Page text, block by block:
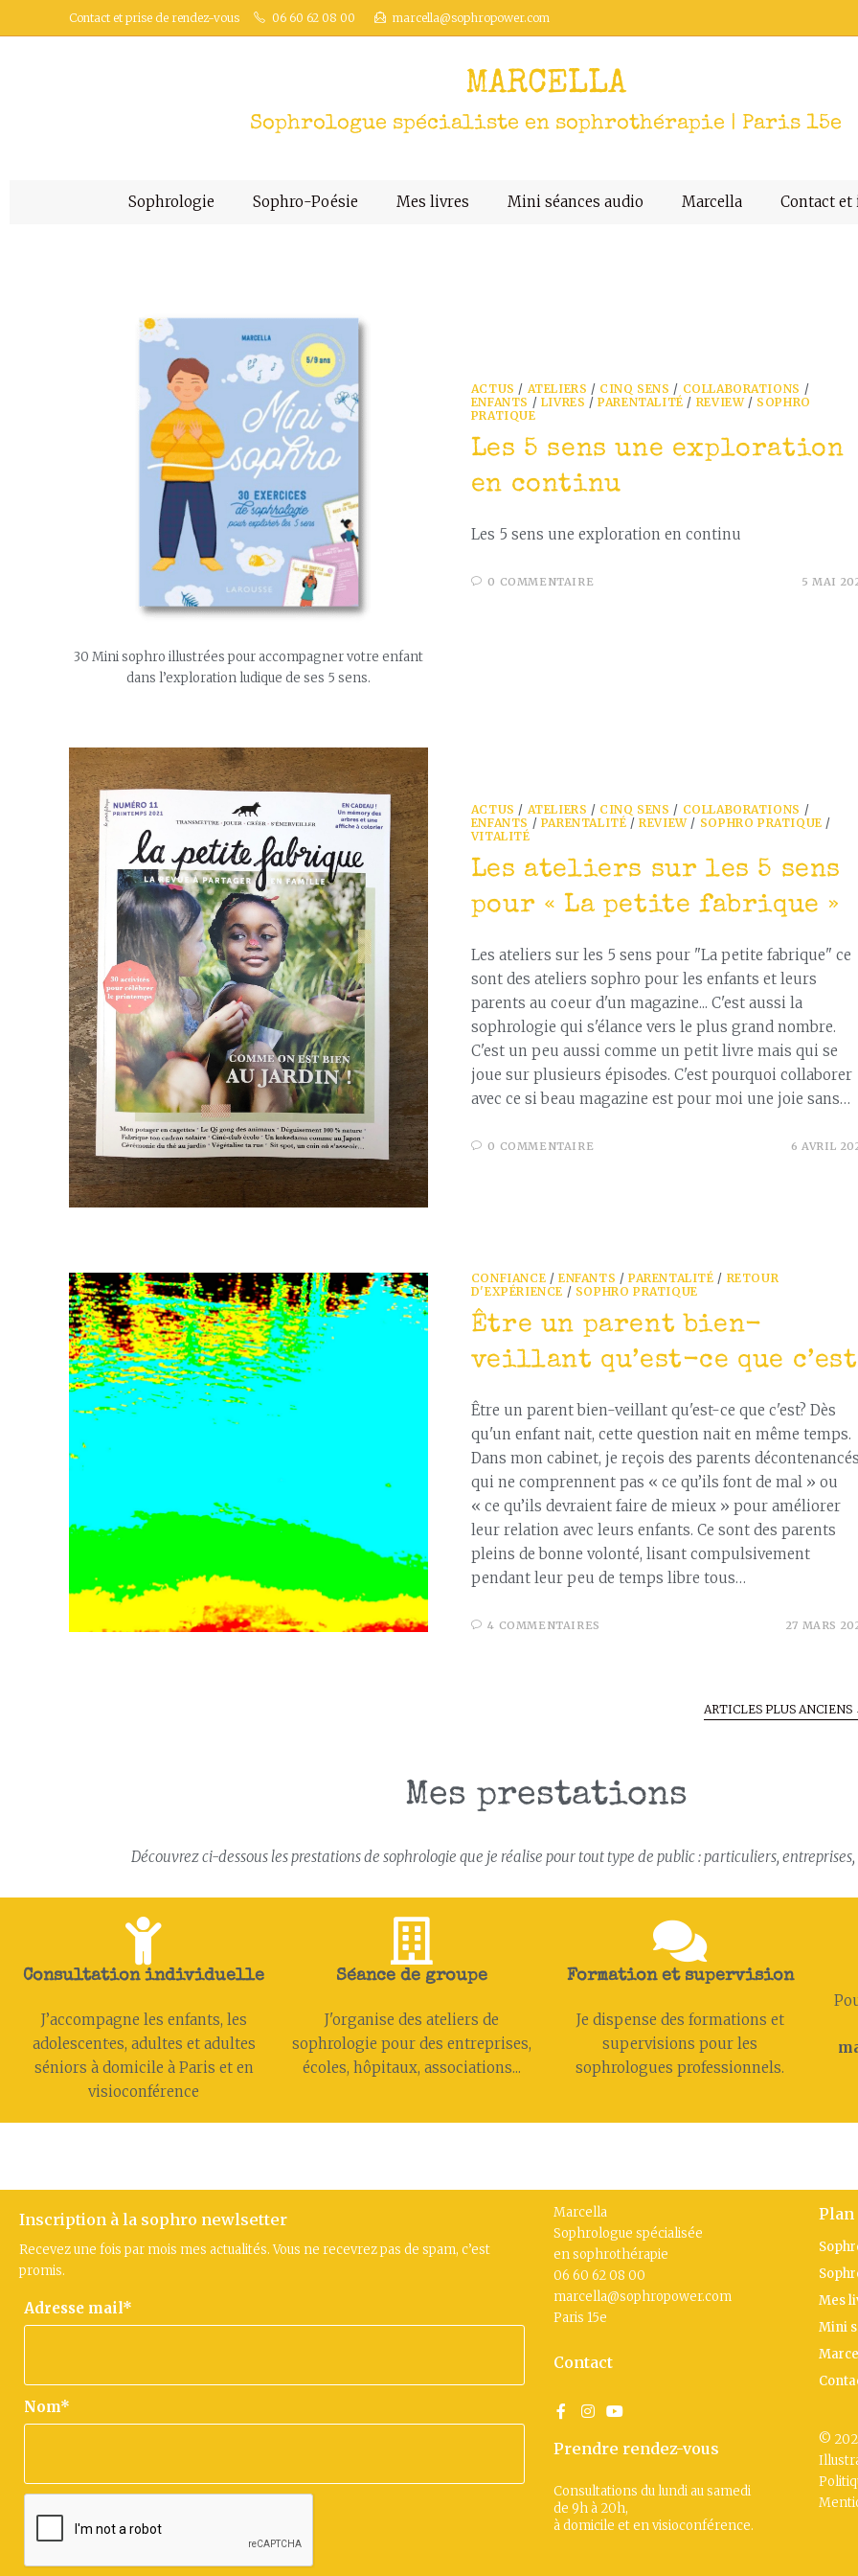
Contact et prise de rendez-vous 06 60 62 08 00 marcella@sophropower.com
MARCELLA
Sophrologue spécialiste en sophrothérapie | Paris 15e
Sophrologie Sophro-Poésie Mes livres Mini séances audio Marcella Contact
30 Mini sophro illustrées pour accompagner votre enfant
dans l’exploration ludique de ses 5 sens.
ACTUS / ATELIERS / CINQ SENS / COLLABORATIONS /
ENFANTS / LIVRES /PARENTALITÉ / REVIEW/ SOPHRO
PRATIQUE
Les 5 sens une exploration
en continu
Les 5 sens une exploration en continu
0 COMMENTAIRE 5 MAI
ACTUS / ATELIERS / CINQ SENS / COLLABORATIONS /
ENFANTS / PARENTALITÉ /REVIEW/ SOPHRO PRATIQUE /
VITALITÉ
Les ateliers sur les 5 sens
pour « La petite fabrique »
Les ateliers sur les 5 sens pour "La petite fabrique" ce
sont des ateliers sophro pour les enfants et leurs
parents au coeur d'un magazine... C'est aussi la
sophrologie qui s'élance vers le plus grand nombre.
C'est un peu aussi comme un petit livre mais qui se
joue sur plusieurs épisodes. C'est pourquoi collaborer
avec ce si beau magazine est pour moi une joie sans…
0 COMMENTAIRE 6 AVRIL
CONFIANCE /ENFANTS /PARENTALITÉ / RETOUR
D'EXPÉRIENCE / SOPHRO PRATIQUE
Être un parent bien-
veillant qu’est-ce que c’est
Être un parent bien-veillant qu'est-ce que c'est? Dès
qu'un enfant nait, cette question nait en même temps.
Dans mon cabinet, je reçois des parents décontenancés
qui ne comprennent pas « ce qu’ils font de mal » ou
« ce qu’ils devraient faire de mieux » pour améliorer
leur relation avec leurs enfants. Ce sont des parents
pleins de bonne volonté, lisant compulsivement
pendant leur peu de temps libre tous…
4 COMMENTAIRES 27 MARS
ARTICLES PLUS ANCIENS
Mes prestations
Découvrez ci-dessous les prestations de sophrologie que je réalise pour tout type de public : particuliers,
Consultation individuelle
J’accompagne les enfants, les
adolescent·es, adultes et adultes
séniors à domicile à Paris et en
visioconférence
Séance de groupe
J'organise des ateliers de
sophrologie pour des entreprises,
écoles, hôpitaux, associations...
Formation et supervision
Je dispense des formations et
supervisions pour les
sophrologues professionnels.
Inscription à la sophro newlsetter
Recevez une fois par mois mes actualités. Vous ne recevrez pas de spam, c’est
promis.
Adresse mail*
Nom*
Marcella
Sophrologue spécialisée
en sophrothérapie
06 60 62 08 00
marcella@sophropower.com
Paris 15e
Contact
Prendre rendez-vous
Consultations du lundi au samedi
de 9h à 20h,
à domicile et en visioconférence.
Plan
Mes
Mini
©